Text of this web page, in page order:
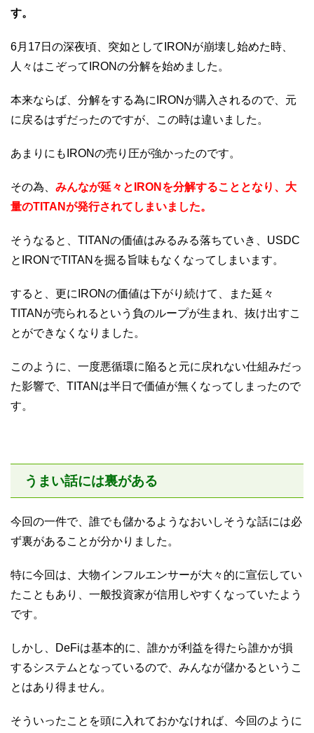
す。
6月17日の深夜頃、突如としてIRONが崩壊し始めた時、
人々はこぞってIRONの分解を始めました。
本来ならば、分解をする為にIRONが購入されるので、元
に戻るはずだったのですが、この時は違いました。
あまりにもIRONの売り圧が強かったのです。
その為、 みんなが延々とIRONを分解することとなり、大
量のTITANが発行されてしまいました。
そうなると、TITANの価値はみるみる落ちていき、USDC
とIRONでTITANを掘る旨味もなくなってしまいます。
すると、更にIRONの価値は下がり続けて、また延々
TITANが売られるという負のループが生まれ、抜け出すこ
とができなくなりました。
このように、一度悪循環に陥ると元に戻れない仕組みだっ
た影響で、TITANは半日で価値が無くなってしまったので
す。
うまい話には裏がある
今回の一件で、誰でも儲かるようなおいしそうな話には必
ず裏があることが分かりました。
特に今回は、大物インフルエンサーが大々的に宣伝してい
たこともあり、一般投資家が信用しやすくなっていたよう
です。
しかし、DeFiは基本的に、誰かが利益を得たら誰かが損
するシステムとなっているので、みんなが儲かるというこ
とはあり得ません。
そういったことを頭に入れておかなければ、今回のように